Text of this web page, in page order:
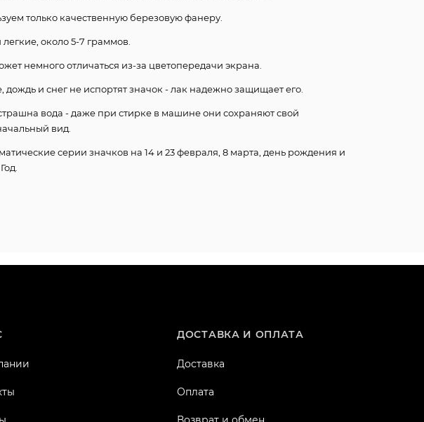
только качественную березовую фанеру.
около 5-7 граммов.
немного отличаться из-за цветопередачи экрана.
дождь и снег не испортят значок - лак надежно защищает его.
вода - даже при стирке в машине они сохраняют свой
вид.
серии значков на 14 и 23 февраля, 8 марта, день рождения и
ДОСТАВКА И ОПЛАТА
Доставка
Оплата